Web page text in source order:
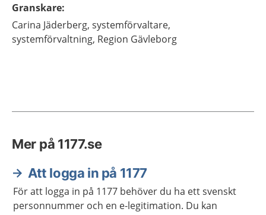
Granskare:
Carina Jäderberg, systemförvaltare,
systemförvaltning, Region Gävleborg
Mer på 1177.se
Att logga in på 1177
För att logga in på 1177 behöver du ha ett svenskt
personnummer och en e-legitimation. Du kan